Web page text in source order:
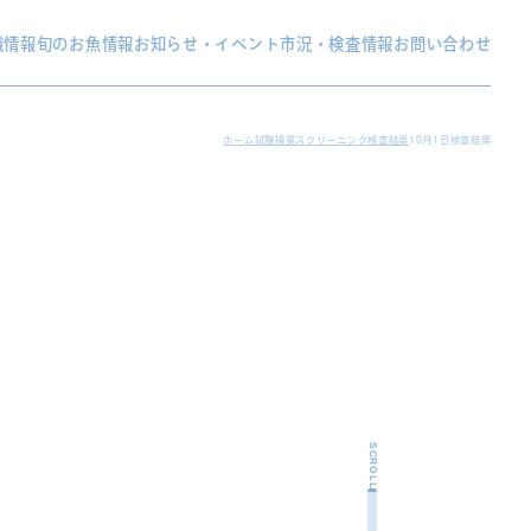
情報旬のお魚情報お知らせ・イベント市況・検査情報お問い合わせ
ホーム 試験操業スクリーニング検査結果 10月1日検査結果
SCROLL